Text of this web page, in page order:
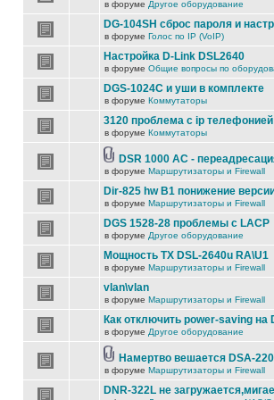
в форуме Другое оборудование
DG-104SH сброс пароля и
в форуме Голос по IP (VoIP)
Настройка D-Link DSL2640
в форуме Общие вопросы по
DGS-1024C и уши в комплекте
в форуме Коммутаторы
3120 проблема с ip телефонией
в форуме Коммутаторы
DSR 1000 AC -
в форуме Маршрутизаторы и Firewall
Dir-825 hw B1 понижение
в форуме Маршрутизаторы и Firewall
DGS 1528-28 проблемы с LACP
в форуме Другое оборудование
Мощность TX DSL-2640u RA\U1
в форуме Маршрутизаторы и Firewall
vlan\vlan
в форуме Маршрутизаторы и Firewall
Как отключить power-saving на
в форуме Другое оборудование
Намертво вешается DSA-
в форуме Маршрутизаторы и Firewall
DNR-322L не